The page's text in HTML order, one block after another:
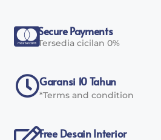
Secure Payments
Tersedia cicilan 0%
Garansi 10 Tahun
*Terms and condition
Free Desain Interior